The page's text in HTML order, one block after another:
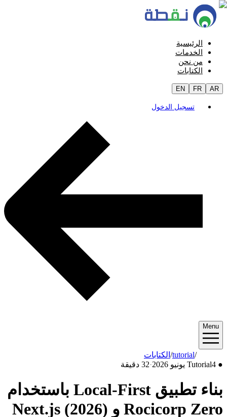
الرئيسية
الخدمات
من نحن
الكتابات
EN FR AR
تسجيل الدخول
Menu
الكتابات/tutorial
●
Tutorial 4 يونيو 2026 ·32 دقيقة
بناء تطبيق Local-First باستخدام
Rocicorp Zero و Next.js (2026)